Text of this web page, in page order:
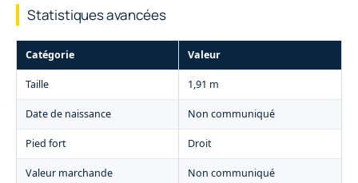
Statistiques avancées
Catégorie Valeur
Taille 1,91 m
Date de naissance Non communiqué
Pied fort Droit
Valeur marchande Non communiqué